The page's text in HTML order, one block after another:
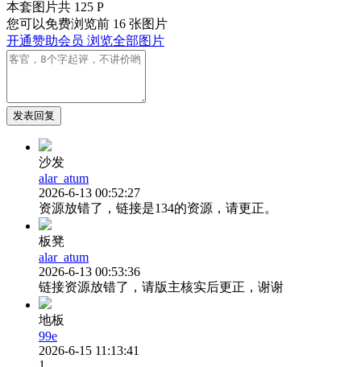
本套图片共 125 P
您可以免费浏览前 16 张图片
开通赞助会员 浏览全部图片
发表回复
沙发
alar_atum
2026-6-13 00:52:27
资源放错了，链接是134的资源，请更正。
板凳
alar_atum
2026-6-13 00:53:36
链接资源放错了，请版主核实后更正，谢谢
地板
99e
2026-6-15 11:13:41